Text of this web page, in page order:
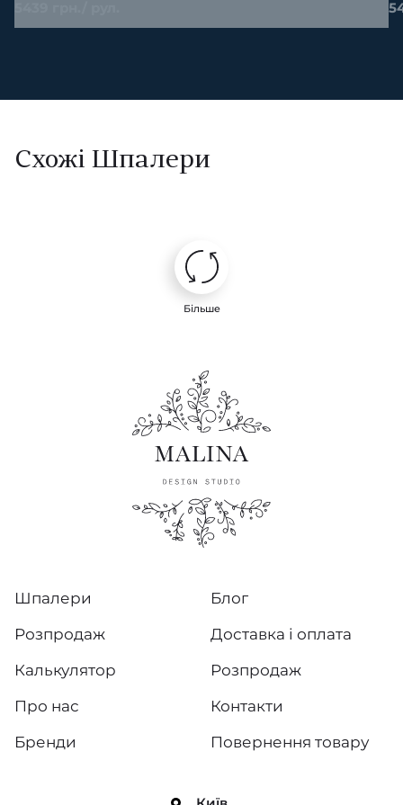
Схожі Шпалери
Більше
Шпалери
Розпродаж
Калькулятор
Про нас
Бренди
Блог
Доставка і оплата
Розпродаж
Контакти
Повернення товару